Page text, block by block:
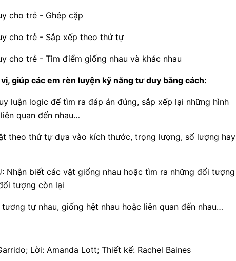
cho trẻ - Ghép cặp
cho trẻ - Sắp xếp theo thứ tự
cho trẻ - Tìm điểm giống nhau và khác nhau
giúp các em rèn luyện kỹ năng tư duy bằng cách:
luận logic để tìm ra đáp án đúng, sắp xếp lại những hình
quan đến nhau…
theo thứ tự dựa vào kích thước, trọng lượng, số lượng hay
Nhận biết các vật giống nhau hoặc tìm ra những đối tượng
tượng còn lại
tự nhau, giống hệt nhau hoặc liên quan đến nhau…
Lời: Amanda Lott; Thiết kế: Rachel Baines